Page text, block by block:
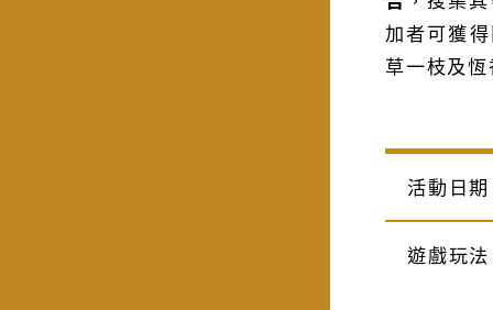
加者可獲
草一枝及
活動日期
遊戲玩法